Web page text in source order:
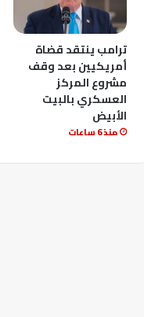
ترامب ينتقد قضاة
أمريكيين بعد وقف
مشروع المركز
العسكري بالبيت
الأبيض
منذ 6 ساعات